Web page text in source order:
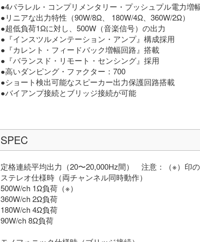
●4パラレル・コンプリメンタリー・プッシュプル電力増
●リニアな出力特性（90W/8Ω、 180W/4Ω、360W/2Ω）
●超低負荷1Ωに対し、500W（音楽信号）の出力
●『インスツルメンテーション・アンプ』構成採用
●『カレント・フィードバック増幅回路』搭載
●『バランスド・リモート・センシング』採用
●高いダンピング・ファクター：700
●ショート検出可能なスピーカー出力保護回路搭載
●バイアンプ接続とブリッジ接続が可能
SPEC
定格連続平均出力（20〜20,000Hz間） 注意：（※）印の
ステレオ仕様時（両チャンネル同時動作）
500W/ch 1Ω負荷（※）
360W/ch 2Ω負荷
180W/ch 4Ω負荷
90W/ch 8Ω負荷